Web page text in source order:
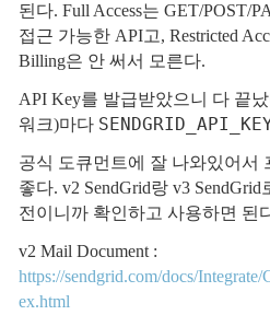
된다. Full Access는 GET/POST/
접근 가능한 API고, Restricted
Billing은 안 써서 모른다.
API Key를 발급받았으니 다 끝
워크)마다
공식 도큐먼트에 잘 나와있어서
좋다. v2 SendGrid랑 v3
전이니까 확인하고 사용하면 된
v2 Mail Document :
https://sendgrid.com/docs/
ex.html